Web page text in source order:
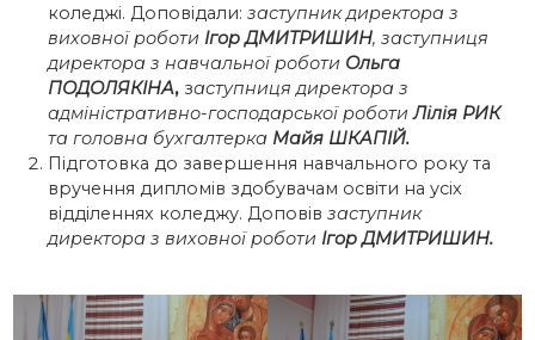
коледжі. Доповідали: заступник директора з
виховної роботи Ігор ДМИТРИШИН, заступниця
директора з навчальної роботи Ольга
ПОДОЛЯКІНА,заступниця директора з
адміністративно-господарської роботиЛілія РИК
та головна бухгалтерка Майя ШКАПІЙ.
Підготовка до завершення навчального року та
вручення дипломів здобувачам освіти на усіх
відділеннях коледжу. Доповів заступник
директора з виховної роботи Ігор ДМИТРИШИН.